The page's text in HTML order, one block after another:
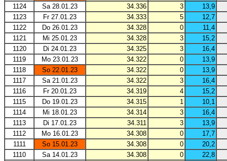
1124
Sa 28.01.23 34.336 3
13,9
1123
Fr 27.01.23 34.333 5
12,7
1122
Do 26.01.23 34.328 0
11,4
1121
Mi 25.01.23 34.328 3
15,2
1120
Di 24.01.23 34.325 3
16,4
1119
Mo 23.01.23 34.322 0
13,9
1118
So 22.01.23 34.322 0
13,9
1117
Sa 21.01.23 34.322 3
16,4
1116
Fr 20.01.23 34.319 4
15,2
1115
Do 19.01.23 34.315 1
10,1
1114
Mi 18.01.23 34.314 3
16,4
1113
Di 17.01.23 34.311 3
13,9
1112
Mo 16.01.23 34.308 0
17,7
1111
So 15.01.23 34.308 0
20,2
1110
Sa 14.01.23 34.308 0
22,8